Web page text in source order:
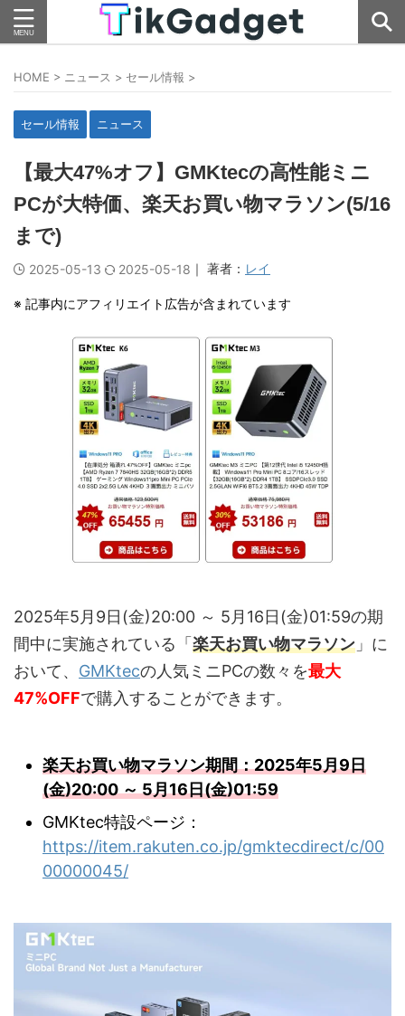
HOME > ニュース > セール情報 >
セール情報 ニュース
【最大47%オフ】GMKtecの高性能ミニ
PCが大特価、楽天お買い物マラソン(5/16
まで)
2025-05-13 2025-05-18 ｜ 著者： レイ
※ 記事内にアフィリエイト広告が含まれています
2025年5月9日(金)20:00 ～ 5月16日(金)01:59の期
間中に実施されている「 楽天お買い物マラソン 」に
おいて、 GMKtecの人気ミニPCの数々を最大
47%OFFで購入することができます。
楽天お買い物マラソン期間：2025年5月9日
(金)20:00 ～ 5月16日(金)01:59
GMKtec特設ページ：
https://item.rakuten.co.jp/gmktecdirect/c/00
00000045/